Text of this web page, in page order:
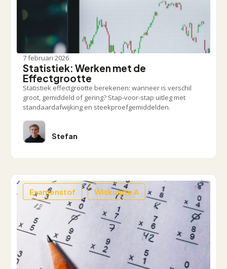
7 februari 2026
Statistiek: Werken met de
Effectgrootte
Statistiek effectgrootte berekenen: wanneer is verschil
groot, gemiddeld of gering? Stap-voor-stap uitleg met
standaardafwijking en steekproefgemiddelden.
Stefan
Examenstof Wiskunde A